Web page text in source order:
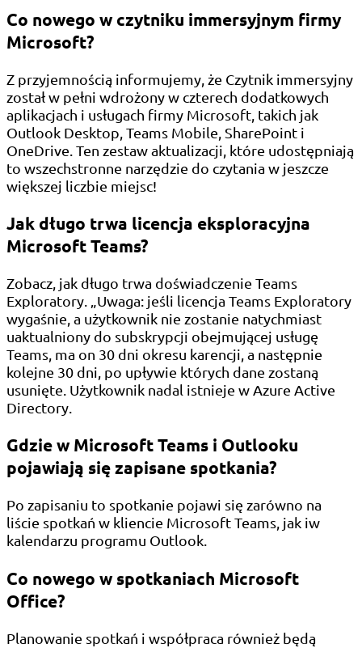
Co nowego w czytniku immersyjnym firmy
Microsoft?
Z przyjemnością informujemy, że Czytnik immersyjny
został w pełni wdrożony w czterech dodatkowych
aplikacjach i usługach firmy Microsoft, takich jak
Outlook Desktop, Teams Mobile, SharePoint i
OneDrive. Ten zestaw aktualizacji, które udostępniają
to wszechstronne narzędzie do czytania w jeszcze
większej liczbie miejsc!
Jak długo trwa licencja eksploracyjna
Microsoft Teams?
Zobacz, jak długo trwa doświadczenie Teams
Exploratory. „Uwaga: jeśli licencja Teams Exploratory
wygaśnie, a użytkownik nie zostanie natychmiast
uaktualniony do subskrypcji obejmującej usługę
Teams, ma on 30 dni okresu karencji, a następnie
kolejne 30 dni, po upływie których dane zostaną
usunięte. Użytkownik nadal istnieje w Azure Active
Directory.
Gdzie w Microsoft Teams i Outlooku
pojawiają się zapisane spotkania?
Po zapisaniu to spotkanie pojawi się zarówno na
liście spotkań w kliencie Microsoft Teams, jak iw
kalendarzu programu Outlook.
Co nowego w spotkaniach Microsoft
Office?
Planowanie spotkań i współpraca również będą